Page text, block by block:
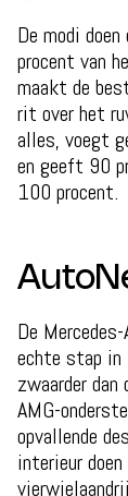
De modi
procent van
maakt de
rit over het
alles, voegt
en geeft 90
100 procent.
De
echte stap in
zwaarder
AMG-
opvallende
interieur